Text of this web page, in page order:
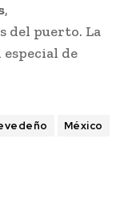
,
del puerto. La
de
México